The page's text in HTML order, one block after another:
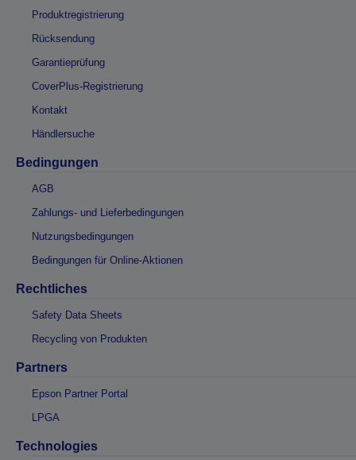
Produktregistrierung
Rücksendung
Garantieprüfung
CoverPlus-Registrierung
Kontakt
Händlersuche
Bedingungen
AGB
Zahlungs- und Lieferbedingungen
Nutzungsbedingungen
Bedingungen für Online-Aktionen
Rechtliches
Safety Data Sheets
Recycling von Produkten
Partners
Epson Partner Portal
LPGA
Technologies